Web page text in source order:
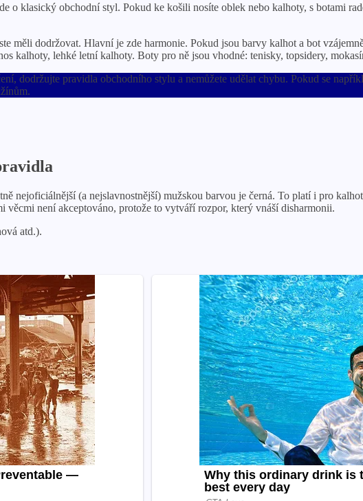
o klasický obchodní styl. Pokud ke košili nosíte oblek nebo kalhoty, s botami
měli dodržovat. Hlavní je zde harmonie. Pokud jsou barvy kalhot a bot
kalhoty, lehké letní kalhoty. Boty pro ně jsou vhodné: tenisky, topsidery,
dodržujte pravidla obchodního stylu a nemůžete udělat chybu. Pokud se
nejoficiálnější (a nejslavnostnější) mužskou barvou je černá. To platí i pro
není akceptováno, protože to vytváří rozpor, který vnáší disharmonii.
atd.).